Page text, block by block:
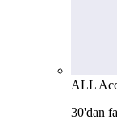
ALL
30'dan